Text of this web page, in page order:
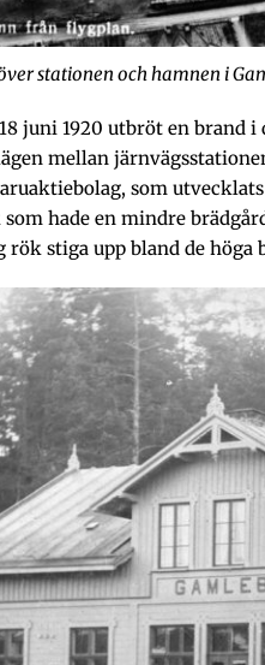
stationen och hamnen i
juni 1920 utbröt en brand
mellan
som
hade en mindre
rök stiga upp bland de